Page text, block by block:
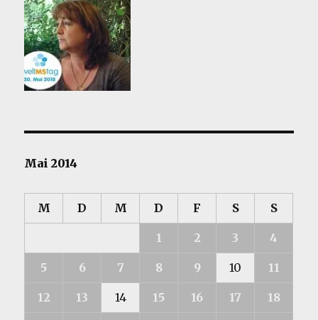
Mai 2014
M D M D F S S
1 2 3 4
5 6 7 8 9 10 11
12 13 14 15 16 17 18